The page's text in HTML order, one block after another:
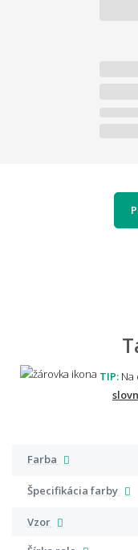
TIP: Na
Farba
Špecifikácia farby
Vzor